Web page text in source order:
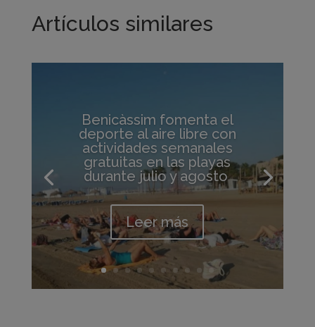
Artículos similares
Benicàssim fomenta el
deporte al aire libre con
actividades semanales
gratuitas en las playas
durante julio y agosto
Leer más